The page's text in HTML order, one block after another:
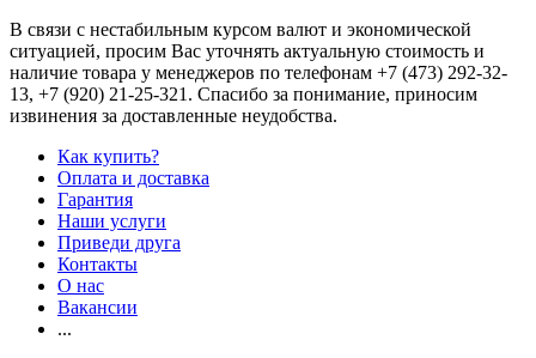
В связи с нестабильным курсом валют и экономической
ситуацией, просим Вас уточнять актуальную стоимость и
наличие товара у менеджеров по телефонам +7 (473) 292-32-
13, +7 (920) 21-25-321 . Спасибо за понимание, приносим
извинения за доставленные неудобства.
Как купить?
Оплата и доставка
Гарантия
Наши услуги
Приведи друга
Контакты
О нас
Вакансии
...